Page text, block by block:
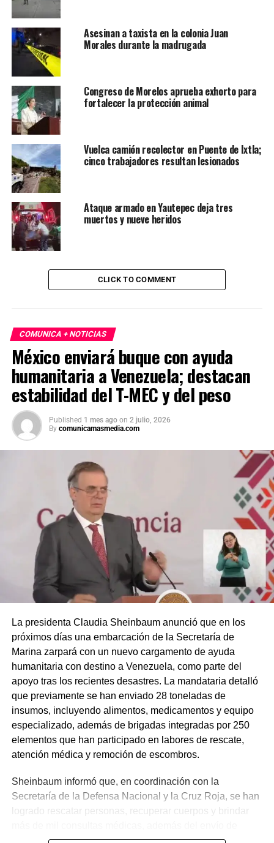
Asesinan a taxista en la colonia Juan
Morales durante la madrugada
Congreso de Morelos aprueba exhorto para
fortalecer la protección animal
Vuelca camión recolector en Puente de Ixtla;
cinco trabajadores resultan lesionados
Ataque armado en Yautepec deja tres
muertos y nueve heridos
CLICK TO COMMENT
COMUNICA + NOTICIAS
México enviará buque con ayuda
humanitaria a Venezuela; destacan
estabilidad del T-MEC y del peso
Published 1 mes ago on 2 julio, 2026
By comunicamasmedia.com
La presidenta Claudia Sheinbaum anunció que en los
próximos días una embarcación de la Secretaría de
Marina zarpará con un nuevo cargamento de ayuda
humanitaria con destino a Venezuela, como parte del
apoyo tras los recientes desastres. La mandataria detalló
que previamente se han enviado 28 toneladas de
insumos, incluyendo alimentos, medicamentos y equipo
especializado, además de brigadas integradas por 250
elementos que han participado en labores de rescate,
atención médica y remoción de escombros.
Sheinbaum informó que, en coordinación con la
Secretaría de la Defensa Nacional y la Cruz Roja, se han
logrado rescatar personas, recuperar cuerpos y brindar
plantas de energía y materiales de apoyo. Subrayó que